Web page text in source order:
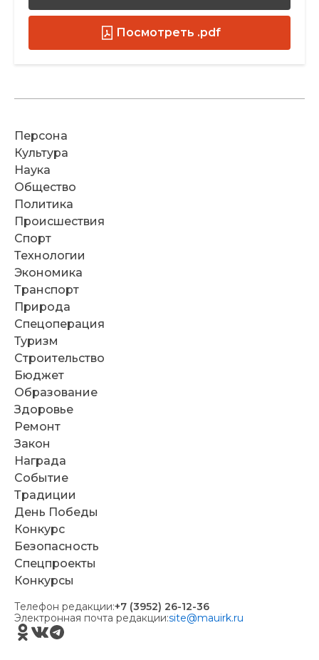
Посмотреть .pdf
Персона
Культура
Наука
Общество
Политика
Происшествия
Спорт
Технологии
Экономика
Транспорт
Природа
Спецоперация
Туризм
Строительство
Бюджет
Образование
Здоровье
Ремонт
Закон
Награда
Событие
Традиции
День Победы
Конкурс
Безопасность
Спецпроекты
Конкурсы
Телефон редакции:+7 (3952) 26-12-36
Электронная почта редакции:site@mauirk.ru